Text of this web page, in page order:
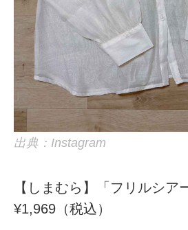
出典：Instagram
【しまむら】「フリルシア
¥1,969（税込）